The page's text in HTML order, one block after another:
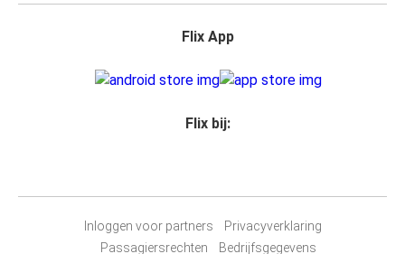
Flix App
Flix bij:
Inloggen voor partners
Privacyverklaring
Passagiersrechten
Bedrijfsgegevens